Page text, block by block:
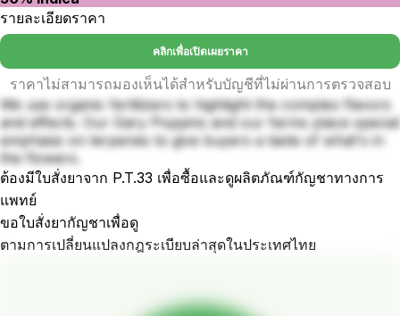
รายละเอียดราคา
คลิกเพื่อเปิดเผยราคา
ราคาไม่สามารถมองเห็นได้สำหรับบัญชีที่ไม่ผ่านการตรวจสอบ
We use organic fertilizers to highlight the complex flavors
and effects. Our Gary Poppins and our farms place special
emphasis on terpenes to give buyers a taste of what's in
the flowers.
ต้องมีใบสั่งยาจาก P.T.33 เพื่อซื้อและดูผลิตภัณฑ์กัญชาทางการ
แพทย์
ขอใบสั่งยากัญชาเพื่อดู
ตามการเปลี่ยนแปลงกฎระเบียบล่าสุดในประเทศไทย